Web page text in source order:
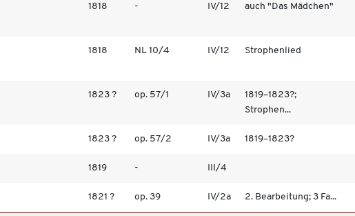
1818 - IV/12 auch "Das Mädchen"
1818 NL 10/4 IV/12 Strophenlied
1823 ? op. 57/1 IV/3a
1819–1823?;
Strophen...
1823 ? op. 57/2 IV/3a 1819–1823?
1819 - III/4
1821 ? op. 39 IV/2a 2. Bearbeitung; 3 Fa...